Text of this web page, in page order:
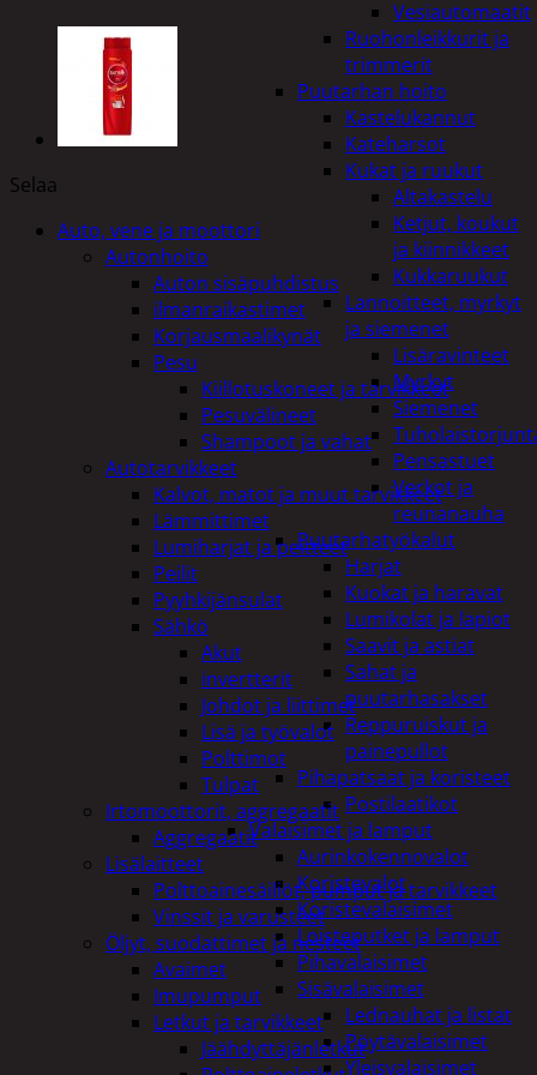
Vesiautomaatit
Ruohonleikkurit ja
trimmerit
Puutarhan hoito
Kastelukannut
Kateharsot
Kukat ja ruukut
Altakastelu
Ketjut, koukut
ja kiinnikkeet
Kukkaruukut
Lannoitteet, myrkyt
ja siemenet
Lisäravinteet
Myrkyt
Siemenet
Pensastuet
Verkot ja
reunanauha
Puutarhatyökalut
Harjat
Kuokat ja haravat
Lumikolat ja lapiot
Saavit ja astiat
Sahat ja
puutarhasakset
Reppuruiskut ja
painepullot
Pihapatsaat ja koristeet
Postilaatikot
Valaisimet ja lamput
Aurinkokennovalot
Koristevalot
Koristevalaisimet
Loisteputket ja lamput
Pihavalaisimet
Sisävalaisimet
Lednauhat ja listat
Pöytävalaisimet
Yleisvalaisimet
Selaa
Auto, vene ja moottori
Autonhoito
Auton sisäpuhdistus
ilmanraikastimet
Korjausmaalikynät
Pesu
Kiillotuskoneet ja tarvikkeet
Pesuvälineet
Shampoot ja vahat
Autotarvikkeet
Kalvot, matot ja muut tarvikkeet
Lämmittimet
Lumiharjat ja peitteet
Peilit
Pyyhkijänsulat
Sähkö
Akut
invertterit
Johdot ja liittimet
Lisä ja työvalot
Polttimot
Tulpat
Irtomoottorit, aggregaatit
Aggregaatit
Lisälaitteet
Polttoainesäiliöt, pumput ja tarvikkeet
Vinssit ja varusteet
Öljyt, suodattimet ja nesteet
Avaimet
Imupumput
Letkut ja tarvikkeet
Jäähdyttäjänletkut